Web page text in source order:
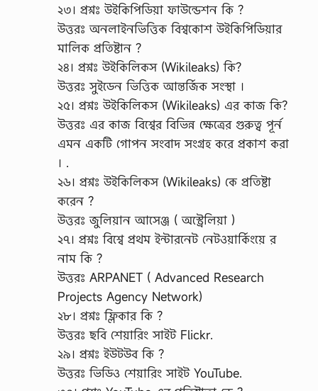
২৩। প্রশ্নঃ উইকিপিডিয়া ফাউন্ডেশন কি ?
উত্তরঃ অনলাইনভিত্তিক বিশ্বকোশ উইকিপিডিয়ার
মালিক প্রতিষ্টান ?
২৪। প্রশ্নঃ উইকিলিকস (Wikileaks) কি?
উত্তরঃ সুইডেন ভিত্তিক আন্তর্জিক সংস্থা ।
২৫। প্রশ্নঃ উইকিলিকস (Wikileaks) এর কাজ কি?
উত্তরঃ এর কাজ বিশ্বের বিভিন্ন ক্ষেত্রের গুরুত্ব পূর্ন
এমন একটি গোপন সংবাদ সংগ্রহ করে প্রকাশ করা
। .
২৬। প্রশ্নঃ উইকিলিকস (Wikileaks) কে প্রতিষ্টা
করেন ?
উত্তরঃ জুলিয়ান আসেঞ্জ ( অস্ট্রেলিয়া )
২৭। প্রশ্নঃ বিশ্বে প্রথম ইন্টারনেট নেটওয়ার্কিংয়ে র
নাম কি ?
উত্তরঃ ARPANET ( Advanced Research
Projects Agency Network)
২৮। প্রশ্নঃ ফ্লিকার কি ?
উত্তরঃ ছবি শেয়ারিং সাইট Flickr.
২৯। প্রশ্নঃ ইউটউব কি ?
উত্তরঃ ভিডিও শেয়ারিং সাইট YouTube.